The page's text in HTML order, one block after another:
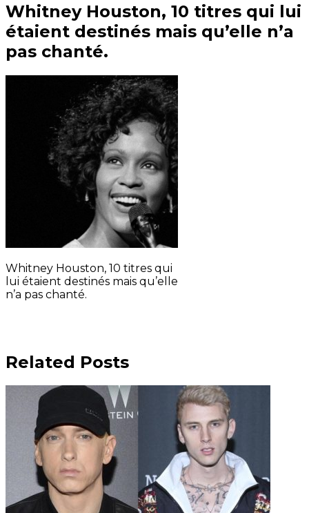
Whitney Houston, 10 titres qui lui
étaient destinés mais qu’elle n’a
pas chanté.
Whitney Houston, 10 titres qui
lui étaient destinés mais qu’elle
n’a pas chanté.
Related Posts